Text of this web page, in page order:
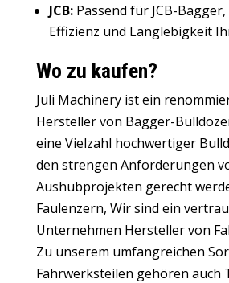
JCB: Passend für JCB-
Effizienz und Langlebigkeit
Wo zu kaufen?
Juli Machinery ist ein
Hersteller von Bagger-
eine Vielzahl hochwertiger
den strengen Anforderungen
Aushubprojekten gerecht
Faulenzern, Wir sind ein
Unternehmen Hersteller von
Zu unserem umfangreichen
Fahrwerksteilen gehören auch